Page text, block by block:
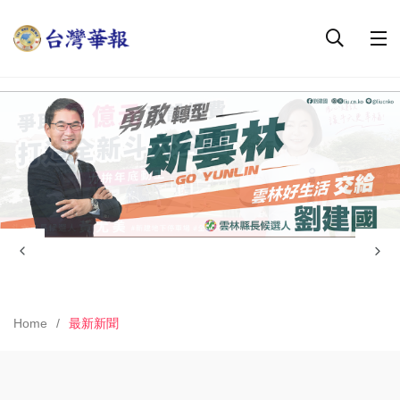
Home 最新新聞